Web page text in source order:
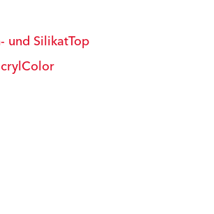
und SilikatTop